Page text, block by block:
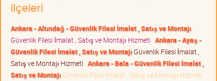
ilçeleri
Ankara - Altındağ - Güvenlik Filesi İmalat , Satış ve Montajı
Güvenlik Filesi İmalat , Satış ve Montajı Hizmeti Ankara - Ayaş -
Güvenlik Filesi İmalat , Satış ve Montajı Güvenlik Filesi İmalat ,
Satış ve Montajı Hizmeti Ankara - Bala - Güvenlik Filesi İmalat ,
Satış ve Montajı Güvenlik Filesi İmalat , Satış ve Montajı Hizmeti